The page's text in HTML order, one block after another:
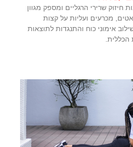
שרירי הרגליים ומספק מגוון
מכרעים ועליות על קצות
אימוני כוח והתנגדות לתוצאות
הכללית.